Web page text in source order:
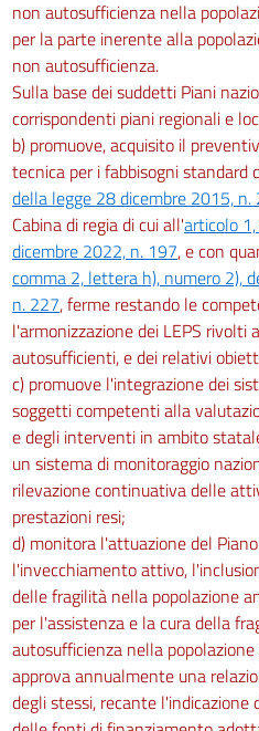
non autosufficienza nella
per la parte inerente alla
non autosufficienza.
Sulla base dei suddetti Piani
corrispondenti piani regionali e
b) promuove, acquisito il
tecnica per i fabbisogni standard
della legge 28 dicembre 2015, n.
Cabina di regia di cui all'articolo
dicembre 2022, n. 197, e con
comma 2, lettera h), numero 2),
n. 227, ferme restando le
l'armonizzazione dei LEPS rivolti
autosufficienti, e dei relativi
c) promuove l'integrazione dei
soggetti competenti alla
e degli interventi in ambito
un sistema di monitoraggio
rilevazione continuativa delle
prestazioni resi;
d) monitora l'attuazione del
l'invecchiamento attivo,
delle fragilità nella popolazione
per l'assistenza e la cura della
autosufficienza nella
approva annualmente una
degli stessi, recante l'indicazione